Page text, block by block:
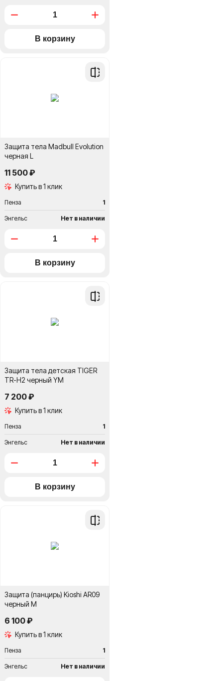
Добавить
Защита тела Madbull Evolution
черная L
11 500 ₽
Купить в 1 клик
Пенза 1
Энгельс Нет в наличии
Добавить
Защита тела детская TIGER
TR-H2 черный YM
7 200 ₽
Купить в 1 клик
Пенза 1
Энгельс Нет в наличии
Добавить
Защита (панцирь) Kioshi AR09
черный M
6 100 ₽
Купить в 1 клик
Пенза 1
Энгельс Нет в наличии